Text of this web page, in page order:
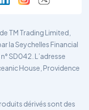
TM Trading Limited,
la Seychelles Financial
SD042. L’adresse
House, Providence
dérivés sont des